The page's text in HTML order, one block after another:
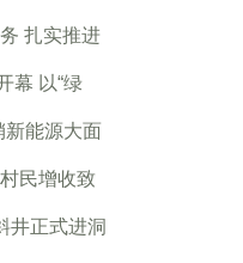
扎实推进
幕 以“绿
新能源大面
民增收致
井正式进洞